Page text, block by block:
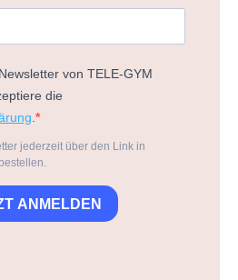
von TELE-GYM
die
.
jederzeit über den Link in
ANMELDEN